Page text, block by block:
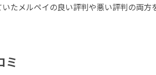
たメルペイの良い評判や悪い評判の両方
ミ